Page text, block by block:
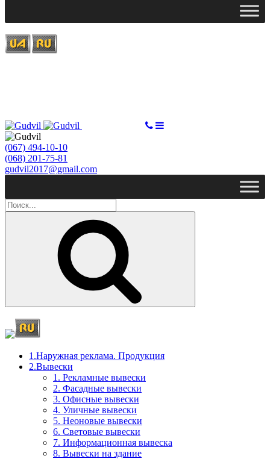
(067) 494-10-10
(068) 201-75-81
gudvil2017@gmail.com
Поиск
1.Наружная реклама. Продукция
2.Вывески
1. Рекламные вывески
2. Фасадные вывески
3. Офисные вывески
4. Уличные вывески
5. Неоновые вывески
6. Световые вывески
7. Информационная вывеска
8. Вывески на здание